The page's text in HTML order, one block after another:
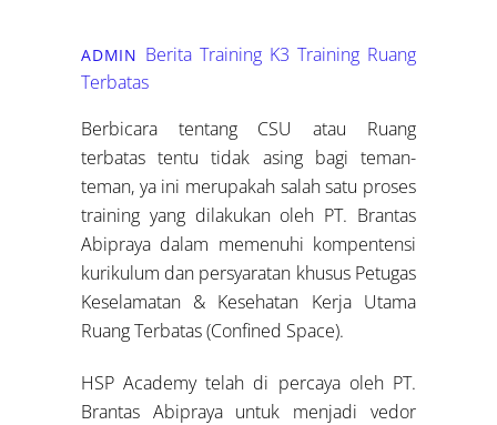
ADMIN Berita Training K3 Training Ruang
Terbatas
Berbicara tentang CSU atau Ruang
terbatas tentu tidak asing bagi teman-
teman, ya ini merupakah salah satu proses
training yang dilakukan oleh PT. Brantas
Abipraya dalam memenuhi kompentensi
kurikulum dan persyaratan khusus Petugas
Keselamatan & Kesehatan Kerja Utama
Ruang Terbatas (Confined Space).
HSP Academy telah di percaya oleh PT.
Brantas Abipraya untuk menjadi vedor